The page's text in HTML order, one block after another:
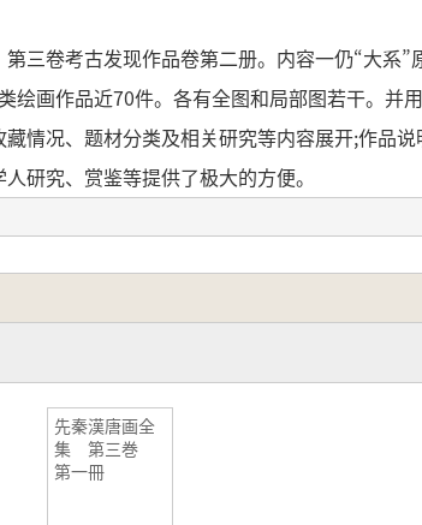
三卷考古发现作品卷第二册。内容一仍“大系”
绘画作品近70件。各有全图和局部图若干。并
情况、题材分类及相关研究等内容展开;作品
研究、赏鉴等提供了极大的方便。
第3巻・考古出土作品編の第2冊にあたりま
分かれています。
来・収蔵状況、題材の分類、関連研究など
詳しく紹介しており、読者が各作品を専門
先秦漢唐画全
集 第三巻
第一冊